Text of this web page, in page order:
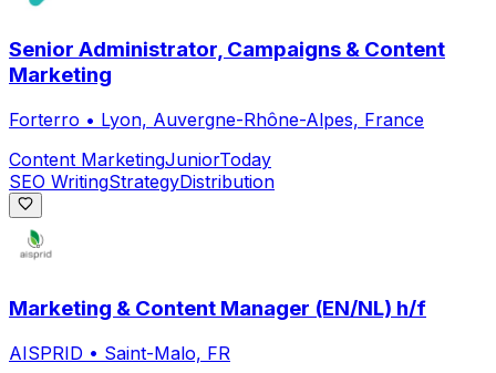
Senior Administrator, Campaigns & Content
Marketing
Forterro • Lyon, Auvergne-Rhône-Alpes, France
Content MarketingJuniorToday
SEO WritingStrategyDistribution
Marketing & Content Manager (EN/NL) h/f
AISPRID • Saint-Malo, FR